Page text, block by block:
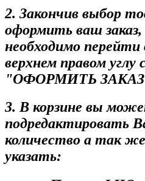
2. Закончив выбор
оформить ваш заказ,
необходимо перейти
верхнем правом
"ОФОРМИТЬ
3. В корзине вы
подредактировать
количество а так
указать: